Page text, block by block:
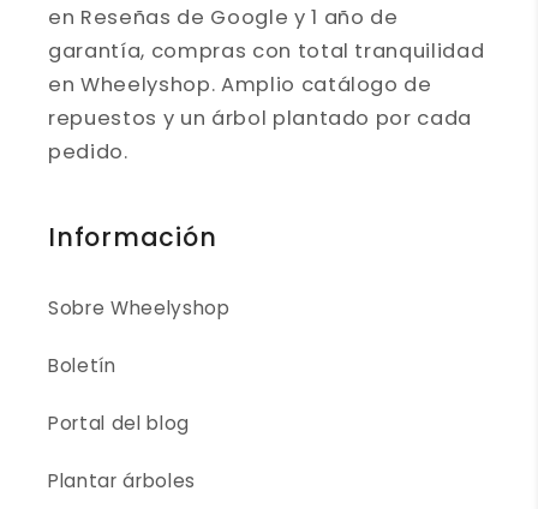
en Reseñas de Google y 1 año de
garantía, compras con total tranquilidad
en Wheelyshop. Amplio catálogo de
repuestos y un árbol plantado por cada
pedido.
Información
Sobre Wheelyshop
Boletín
Portal del blog
Plantar árboles